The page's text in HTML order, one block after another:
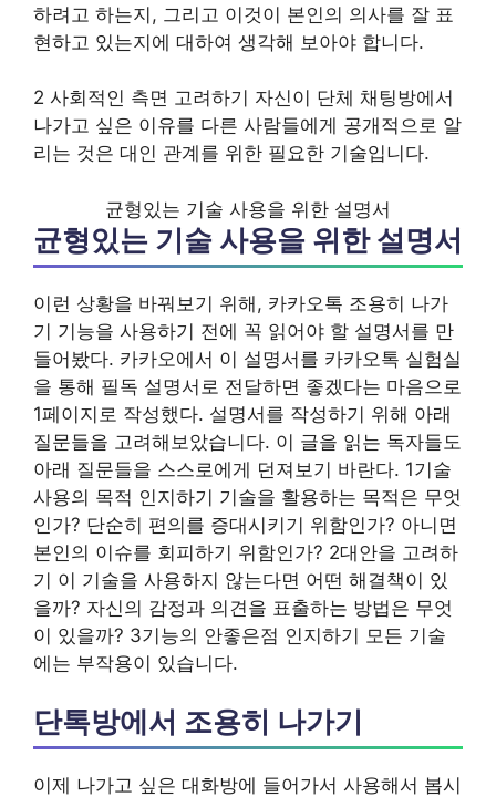
하려고 하는지, 그리고 이것이 본인의 의사를 잘 표
현하고 있는지에 대하여 생각해 보아야 합니다.
2 사회적인 측면 고려하기 자신이 단체 채팅방에서
나가고 싶은 이유를 다른 사람들에게 공개적으로 알
리는 것은 대인 관계를 위한 필요한 기술입니다.
균형있는 기술 사용을 위한 설명서
균형있는 기술 사용을 위한 설명서
이런 상황을 바꿔보기 위해, 카카오톡 조용히 나가
기 기능을 사용하기 전에 꼭 읽어야 할 설명서를 만
들어봤다. 카카오에서 이 설명서를 카카오톡 실험실
을 통해 필독 설명서로 전달하면 좋겠다는 마음으로
1페이지로 작성했다. 설명서를 작성하기 위해 아래
질문들을 고려해보았습니다. 이 글을 읽는 독자들도
아래 질문들을 스스로에게 던져보기 바란다. 1기술
사용의 목적 인지하기 기술을 활용하는 목적은 무엇
인가? 단순히 편의를 증대시키기 위함인가? 아니면
본인의 이슈를 회피하기 위함인가? 2대안을 고려하
기 이 기술을 사용하지 않는다면 어떤 해결책이 있
을까? 자신의 감정과 의견을 표출하는 방법은 무엇
이 있을까? 3기능의 안좋은점 인지하기 모든 기술
에는 부작용이 있습니다.
단톡방에서 조용히 나가기
이제 나가고 싶은 대화방에 들어가서 사용해서 봅시